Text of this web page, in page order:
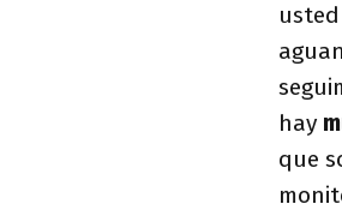
hay
que